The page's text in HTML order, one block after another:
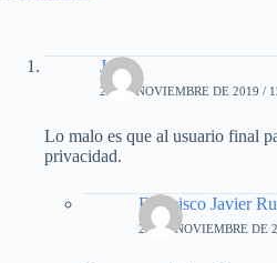
Jesús
22 DE NOVIEMBRE DE 2019 /
Lo malo es que al usuario final
privacidad.
Francisco Javier
22 DE NOVIEMBRE DE